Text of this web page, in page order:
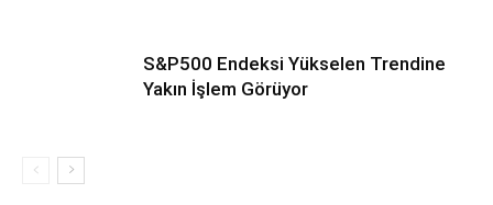
S&P500 Endeksi Yükselen Trendine
Yakın İşlem Görüyor